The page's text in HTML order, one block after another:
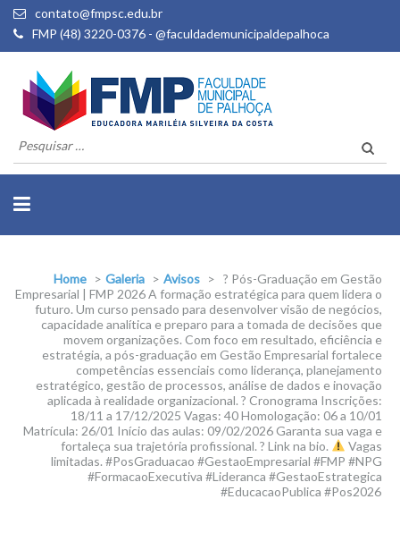
contato@fmpsc.edu.br
FMP (48) 3220-0376 - @faculdademunicipaldepalhoca
Pesquisar
por:
Home > Galeria > Avisos > ? Pós-Graduação em Gestão
Empresarial | FMP 2026 A formação estratégica para quem lidera o
futuro. Um curso pensado para desenvolver visão de negócios,
capacidade analítica e preparo para a tomada de decisões que
movem organizações. Com foco em resultado, eficiência e
estratégia, a pós-graduação em Gestão Empresarial fortalece
competências essenciais como liderança, planejamento
estratégico, gestão de processos, análise de dados e inovação
aplicada à realidade organizacional. ? Cronograma Inscrições:
18/11 a 17/12/2025 Vagas: 40 Homologação: 06 a 10/01
Matrícula: 26/01 Início das aulas: 09/02/2026 Garanta sua vaga e
fortaleça sua trajetória profissional. ? Link na bio.
Vagas
limitadas. #PosGraduacao #GestaoEmpresarial #FMP #NPG
#FormacaoExecutiva #Lideranca #GestaoEstrategica
#EducacaoPublica #Pos2026